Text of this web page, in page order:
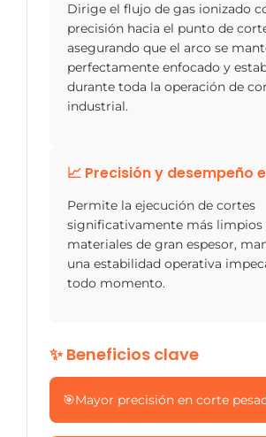
Dirige el flujo de gas ionizado
precisión hacia el punto de
asegurando que el arco se
perfectamente enfocado y
durante toda la operación de
industrial.
📈 Precisión y desempeño
Permite la ejecución de cortes
significativamente más limpios
materiales de gran espesor,
una estabilidad operativa
todo momento.
✨ Beneficios clave
🎯Mayor precisión en corte